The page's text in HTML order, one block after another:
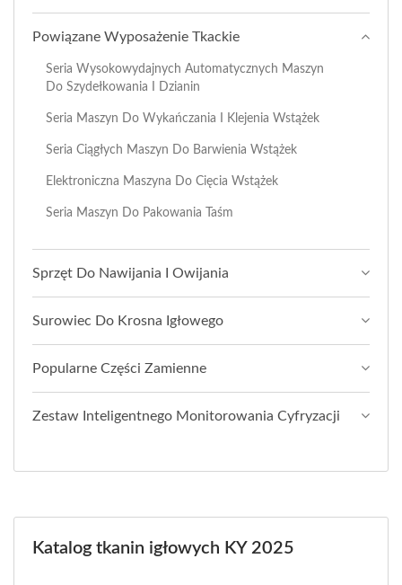
Powiązane Wyposażenie Tkackie
Seria Wysokowydajnych Automatycznych Maszyn
Do Szydełkowania I Dzianin
Seria Maszyn Do Wykańczania I Klejenia Wstążek
Seria Ciągłych Maszyn Do Barwienia Wstążek
Elektroniczna Maszyna Do Cięcia Wstążek
Seria Maszyn Do Pakowania Taśm
Sprzęt Do Nawijania I Owijania
Surowiec Do Krosna Igłowego
Popularne Części Zamienne
Zestaw Inteligentnego Monitorowania Cyfryzacji
Katalog tkanin igłowych KY 2025